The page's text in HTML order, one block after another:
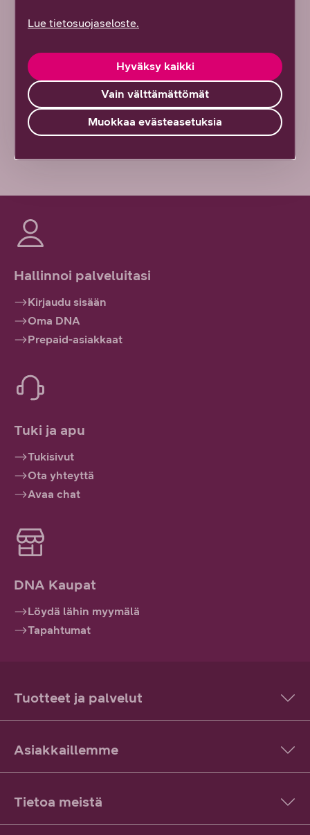
Kyllä löysin
Osittain
En lainkaan
Vähän epäselvää
Hallinnoi palveluitasi
Kirjaudu sisään
Oma DNA
Prepaid-asiakkaat
Tuki ja apu
Tukisivut
Ota yhteyttä
Avaa chat
DNA Kaupat
Löydä lähin myymälä
Tapahtumat
Tuotteet ja palvelut
Asiakkaillemme
Tietoa meistä
Lue tietosuojaseloste.
Vain välttämättömät
Hyväksy kaikki
Muokkaa evästeasetuksia